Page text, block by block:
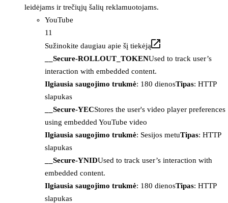
leidėjams ir trečiųjų šalių reklamuotojams.
YouTube
11
Sužinokite daugiau apie šį tiekėją
__Secure-ROLLOUT_TOKENUsed to track user’s
interaction with embedded content.
Ilgiausia saugojimo trukmė: 180 dienosTipas: HTTP
slapukas
__Secure-YECStores the user's video player preferences
using embedded YouTube video
Ilgiausia saugojimo trukmė: Sesijos metuTipas: HTTP
slapukas
__Secure-YNIDUsed to track user’s interaction with
embedded content.
Ilgiausia saugojimo trukmė: 180 dienosTipas: HTTP
slapukas